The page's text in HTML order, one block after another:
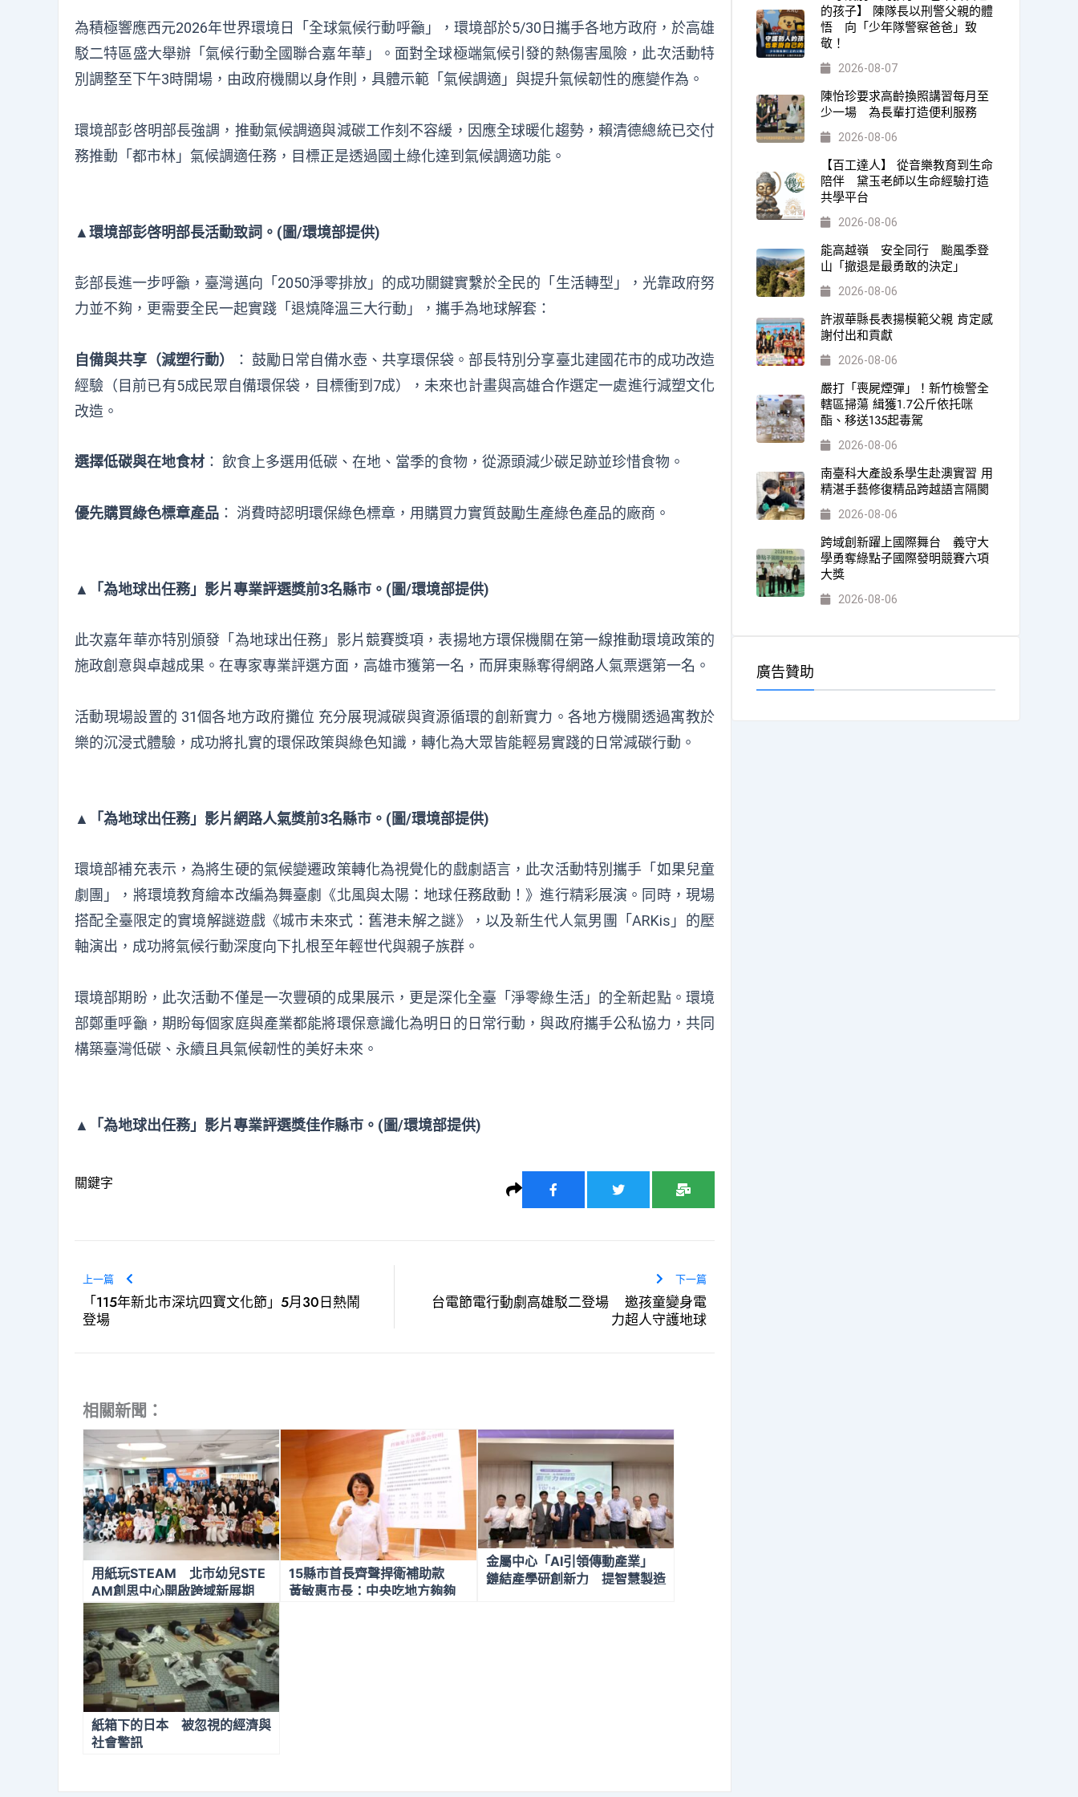
為積極響應西元2026年世界環境日「全球氣候行動呼籲」，環境部於5/30日攜手各地方政府，於高雄
駁二特區盛大舉辦「氣候行動全國聯合嘉年華」。面對全球極端氣候引發的熱傷害風險，此次活動特
別調整至下午3時開場，由政府機關以身作則，具體示範「氣候調適」與提升氣候韌性的應變作為。
環境部彭啓明部長強調，推動氣候調適與減碳工作刻不容緩，因應全球暖化趨勢，賴清德總統已交付
務推動「都市林」氣候調適任務，目標正是透過國土綠化達到氣候調適功能。
▲環境部彭啓明部長活動致詞。(圖/環境部提供)
彭部長進一步呼籲，臺灣邁向「2050淨零排放」的成功關鍵實繫於全民的「生活轉型」，光靠政府努
力並不夠，更需要全民一起實踐「退燒降溫三大行動」，攜手為地球解套：
自備與共享（減塑行動）
： 鼓勵日常自備水壺、共享環保袋。部長特別分享臺北建國花市的成功改造
經驗（目前已有5成民眾自備環保袋，目標衝到7成），未來也計畫與高雄合作選定一處進行減塑文化
改造。
選擇低碳與在地食材 ： 飲食上多選用低碳、在地、當季的食物，從源頭減少碳足跡並珍惜食物。
優先購買綠色標章產品 ： 消費時認明環保綠色標章，用購買力實質鼓勵生產綠色產品的廠商。
▲「為地球出任務」影片專業評選獎前3名縣市。(圖/環境部提供)
此次嘉年華亦特別頒發「為地球出任務」影片競賽獎項，表揚地方環保機關在第一線推動環境政策的
施政創意與卓越成果。在專家專業評選方面，高雄市獲第一名，而屏東縣奪得網路人氣票選第一名。
活動現場設置的 31個各地方政府攤位 充分展現減碳與資源循環的創新實力。各地方機關透過寓教於
樂的沉浸式體驗，成功將扎實的環保政策與綠色知識，轉化為大眾皆能輕易實踐的日常減碳行動。
▲「為地球出任務」影片網路人氣獎前3名縣市。(圖/環境部提供)
環境部補充表示，為將生硬的氣候變遷政策轉化為視覺化的戲劇語言，此次活動特別攜手「如果兒童
劇團」，將環境教育繪本改編為舞臺劇《北風與太陽：地球任務啟動！》進行精彩展演。同時，現場
搭配全臺限定的實境解謎遊戲《城市未來式：舊港未解之謎》，以及新生代人氣男團「ARKis」的壓
軸演出，成功將氣候行動深度向下扎根至年輕世代與親子族群。
環境部期盼，此次活動不僅是一次豐碩的成果展示，更是深化全臺「淨零綠生活」的全新起點。環境
部鄭重呼籲，期盼每個家庭與產業都能將環保意識化為明日的日常行動，與政府攜手公私協力，共同
構築臺灣低碳、永續且具氣候韌性的美好未來。
▲「為地球出任務」影片專業評選獎佳作縣市。(圖/環境部提供)
關鍵字
上一篇
「115年新北市深坑四寶文化節」5月30日熱鬧
登場
下一篇
台電節電行動劇高雄駁二登場 邀孩童變身電
力超人守護地球
相關新聞：
用紙玩STEAM 北市幼兒STE
AM創思中心開啟跨域新展期
15縣市首長齊聲捍衛補助款
黃敏惠市長：中央吃地方夠夠
金屬中心「AI引領傳動產業」
鏈結產學研創新力 提智慧製造
紙箱下的日本 被忽視的經濟與
社會警訊
的孩子】 陳隊長以刑警父親的體
悟 向「少年隊警察爸爸」致
敬！
2026-08-07
陳怡珍要求高齡換照講習每月至
少一場 為長輩打造便利服務
2026-08-06
【百工達人】 從音樂教育到生命
陪伴 黛玉老師以生命經驗打造
共學平台
2026-08-06
能高越嶺 安全同行 颱風季登
山「撤退是最勇敢的決定」
2026-08-06
許淑華縣長表揚模範父親 肯定感
謝付出和貢獻
2026-08-06
嚴打「喪屍煙彈」！新竹檢警全
轄區掃蕩 緝獲1.7公斤依托咪
酯、移送135起毒駕
2026-08-06
南臺科大產設系學生赴澳實習 用
精湛手藝修復精品跨越語言隔閡
2026-08-06
跨域創新躍上國際舞台 義守大
學勇奪綠點子國際發明競賽六項
大獎
2026-08-06
廣告贊助